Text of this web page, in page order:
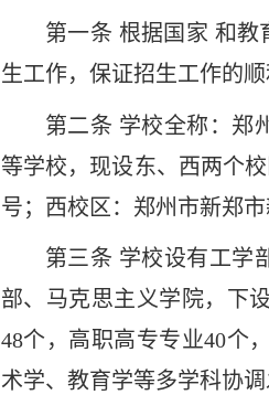
第一条 根据国家 和教
生工作，保证招生工作的
第二条 学校全称：郑
等学校，现设东、西两个
号；西校区：郑州市新郑市
第三条 学校设有工学
部、马克思主义学院，下
48个，高职高专专业40个
术学、教育学等多学科协调